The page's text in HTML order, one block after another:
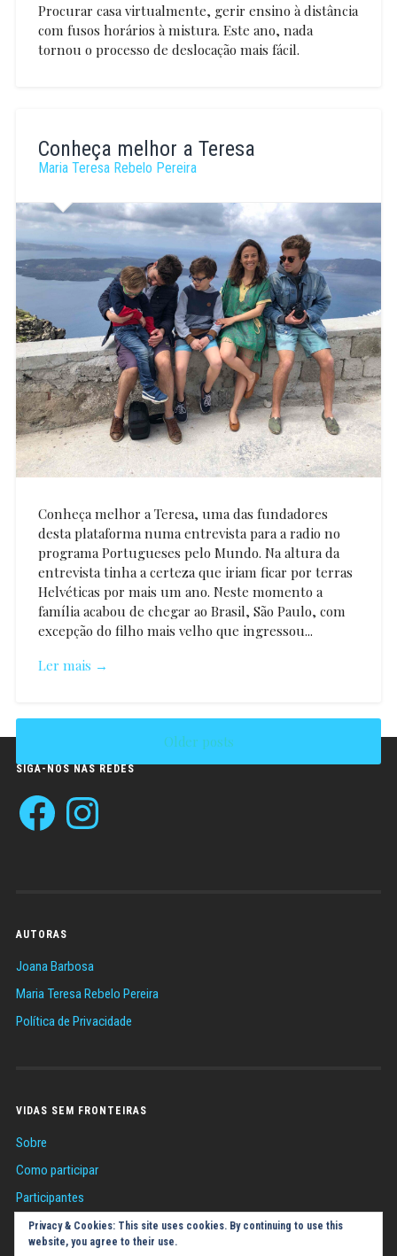
Procurar casa virtualmente, gerir ensino à distância
com fusos horários à mistura. Este ano, nada
tornou o processo de deslocação mais fácil.
Teresa
Rebelo
Pereira
Conheça melhor a Teresa
Maria Teresa Rebelo Pereira
Conheça melhor a Teresa, uma das fundadores
desta plataforma numa entrevista para a radio no
programa Portugueses pelo Mundo. Na altura da
entrevista tinha a certeza que iriam ficar por terras
Helvéticas por mais um ano. Neste momento a
família acabou de chegar ao Brasil, São Paulo, com
excepção do filho mais velho que ingressou...
Ler mais →
Rebelo
Older posts
SIGA-NOS NAS REDES
Facebook Instagram
AUTORAS
Joana Barbosa
Maria Teresa Rebelo Pereira
Política de Privacidade
VIDAS SEM FRONTEIRAS
Sobre
Como participar
Participantes
Sugestões
Política de Cookies (UE)
Privacy & Cookies: This site uses cookies. By continuing to use this
website, you agree to their use.